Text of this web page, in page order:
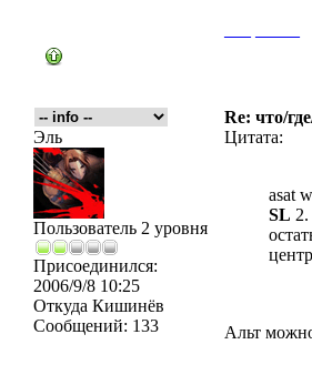
Re: что/
Эль
Пользователь 2 уровня
Присоединился:
2006/9/8 10:25
Откуда Кишинёв
Сообщений: 133
Цитата:
asat
SL
Альт